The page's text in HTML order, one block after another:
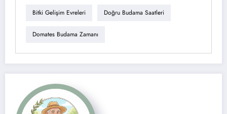
Bitki Gelişim Evreleri Doğru Budama Saatleri
Domates Budama Zamanı